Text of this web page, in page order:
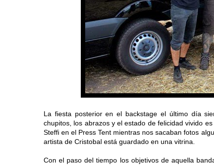
La fiesta posterior en el backstage el último día
chupitos, los abrazos y el estado de felicidad vivido
Steffi en el Press Tent mientras nos sacaban fotos
artista de Cristobal está guardado en una vitrina.
Con el paso del tiempo los objetivos de aquella